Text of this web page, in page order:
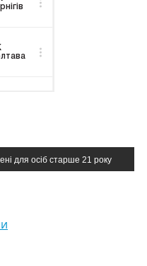
для осіб старше 21 року